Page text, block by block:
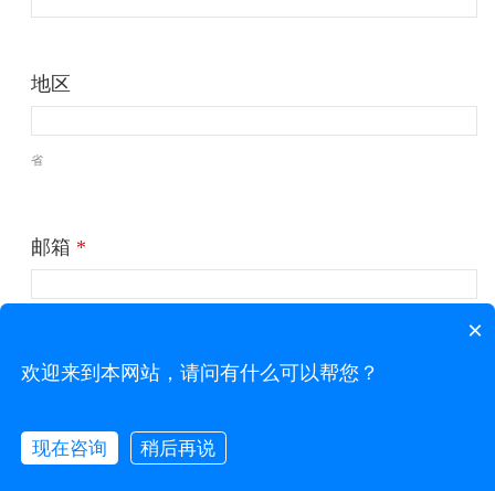
地区
省
邮箱 *
公司*
×
欢迎来到本网站，请问有什么可以帮您？
现在咨询
稍后再说
联系我们